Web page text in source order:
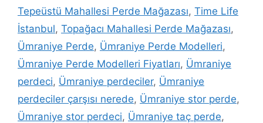
Tepeüstü Mahallesi Perde Mağazası, Time Life
İstanbul, Topağacı Mahallesi Perde Mağazası,
Ümraniye Perde, Ümraniye Perde Modelleri,
Ümraniye Perde Modelleri Fiyatları, Ümraniye
perdeci, Ümraniye perdeciler, Ümraniye
perdeciler çarşısı nerede, Ümraniye stor perde,
Ümraniye stor perdeci, Ümraniye taç perde,